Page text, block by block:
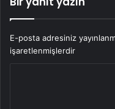
E-posta adresiniz
işaretlenmişlerdir